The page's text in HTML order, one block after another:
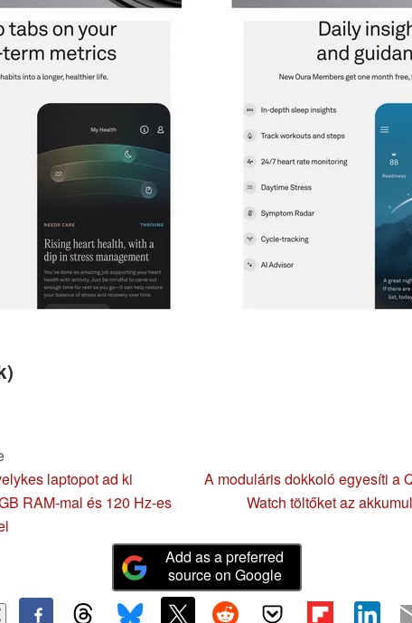
laptopot ad ki
RAM-mal és 120 Hz-es
A moduláris dokkoló egyesíti a
Watch töltőket az
Add as a preferred
source on Google